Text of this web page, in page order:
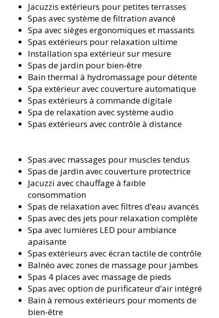
Jacuzzis extérieurs pour petites terrasses
Spas avec système de filtration avancé
Spa avec sièges ergonomiques et massants
Spas extérieurs pour relaxation ultime
Installation spa extérieur sur mesure
Spas de jardin pour bien-être
Bain thermal à hydromassage pour détente
Spa extérieur avec couverture automatique
Spas extérieurs à commande digitale
Spa de relaxation avec système audio
Spas extérieurs avec contrôle à distance
Spas avec massages pour muscles tendus
Spas de jardin avec couverture protectrice
Jacuzzi avec chauffage à faible
consommation
Spas de relaxation avec filtres d’eau avancés
Spas avec des jets pour relaxation complète
Spa avec lumières LED pour ambiance
apaisante
Spas extérieurs avec écran tactile de contrôle
Balnéo avec zones de massage pour jambes
Spas 4 places avec massage de pieds
Spas avec option de purificateur d’air intégré
Bain à remous extérieurs pour moments de
bien-être